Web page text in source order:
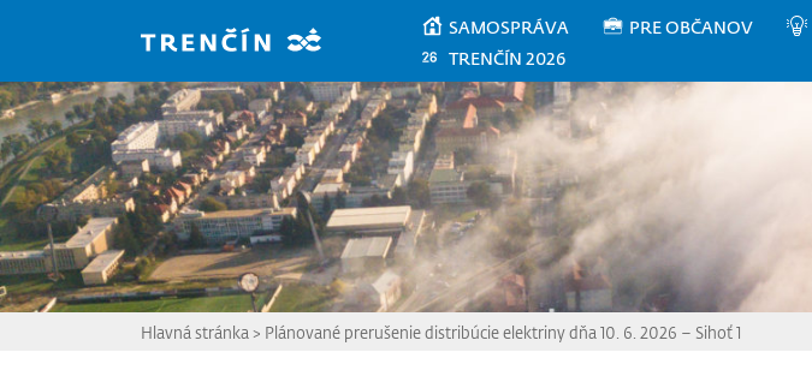
SAMOSPRÁVA PRE OBČANOV
TRENČÍN 2026
Hlavná stránka > Plánované prerušenie distribúcie elektriny dňa 10. 6. 2026 – Sihoť 1